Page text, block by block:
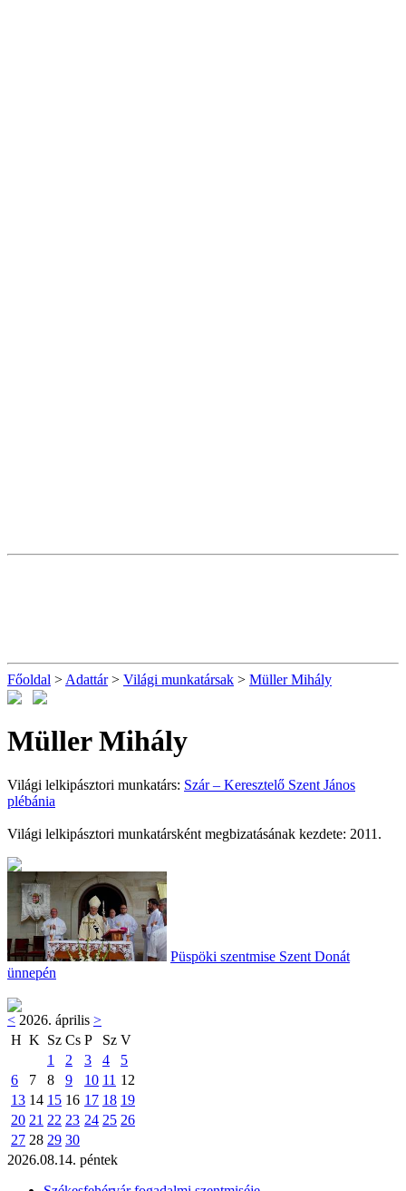
Főoldal > Adattár> Világi munkatársak > Müller Mihály
Müller Mihály
Világi lelkipásztori munkatárs: Szár – Keresztelő Szent János
plébánia
Világi lelkipásztori munkatársként megbizatásának kezdete: 2011.
Püspöki szentmise Szent Donát
ünnepén
< 2026. április >
H K Sz Cs P Sz V
1
2 3 4
5
6
7 8 9 10 11 12
13 14 15 16 17 18 19
20 21 22 23 24 25 26
27 28 29 30
2026.08.14. péntek